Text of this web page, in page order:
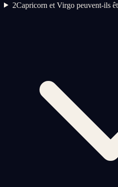
2Capricorn et Virgo peuvent-ils